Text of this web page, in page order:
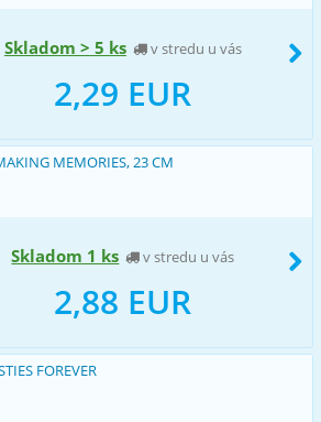
Skladom > 5 ks v stredu u vás
2,29 EUR
MEMORIES, 23 CM
Skladom 1 ks v stredu u vás
2,88 EUR
FOREVER